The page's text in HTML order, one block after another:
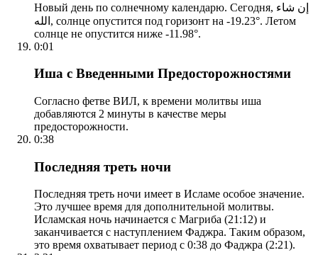
Новый день по солнечному календарю. Сегодня, إن شاء
الله, солнце опустится под горизонт на -19.23°. Летом
солнце не опустится ниже -11.98°.
0:01
Иша с Введенными Предосторожностями
Согласно фетве ВИЛ, к времени молитвы иша
добавляются 2 минуты в качестве меры
предосторожности.
0:38
Последняя треть ночи
Последняя треть ночи имеет в Исламе особое значение.
Это лучшее время для дополнительной молитвы.
Исламская ночь начинается с Магриба (21:12) и
заканчивается с наступлением Фаджра. Таким образом,
это время охватывает период с 0:38 до Фаджра (2:21).